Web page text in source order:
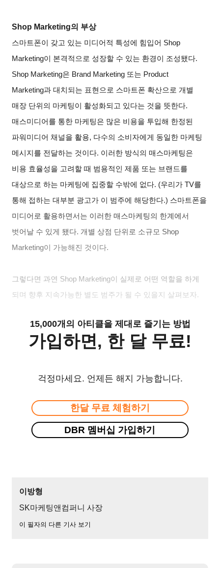
Shop Marketing의 부상
스마트폰이 갖고 있는 미디어적 특성에 힘입어 Shop
Marketing이 본격적으로 성장할 수 있는 환경이 조성됐다.
Shop Marketing은 Brand Marketing 또는 Product
Marketing과 대치되는 표현으로 스마트폰 확산으로 개별
매장 단위의 마케팅이 활성화되고 있다는 것을 뜻한다.
매스미디어를 통한 마케팅은 많은 비용을 투입해 한정된
파워미디어 채널을 활용, 다수의 소비자에게 동일한 마케팅
메시지를 전달하는 것이다. 이러한 방식의 매스마케팅은
비용 효율성을 고려할 때 범용적인 제품 또는 브랜드를
대상으로 하는 마케팅에 집중할 수밖에 없다. (우리가 TV를
통해 접하는 대부분 광고가 이 범주에 해당한다.) 스마트폰을
미디어로 활용하면서는 이러한 매스마케팅의 한계에서
벗어날 수 있게 됐다. 개별 상점 단위로 소규모 Shop
Marketing이 가능해진 것이다.
그렇다면 과연 Shop Marketing이 실제로 어떤 역할을 하게
되며 향후 지속가능한 별도 범주가 될 수 있을지 살펴보자.
15,000개의 아티클을 제대로 즐기는 방법
가입하면, 한 달 무료!
걱정마세요. 언제든 해지 가능합니다.
한달 무료 체험하기
DBR 멤버십 가입하기
이방형
SK마케팅앤컴퍼니 사장
이 필자의 다른 기사 보기